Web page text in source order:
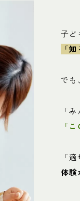
子ど
「
でも
「
「
「
体験